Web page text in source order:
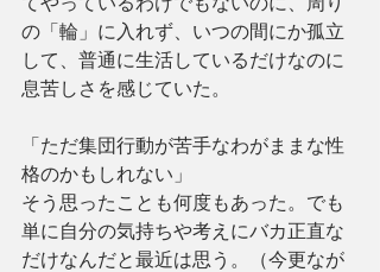
の「輪」に入れず、いつの間にか孤立
して、普通に生活しているだけなのに
息苦しさを感じていた。
「ただ集団行動が苦手なわがままな性
格のかもしれない」
そう思ったことも何度もあった。でも
単に自分の気持ちや考えにバカ正直な
だけなんだと最近は思う。（今更なが